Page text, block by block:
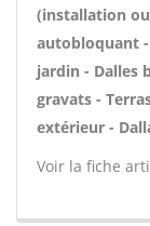
(installation
autobloquant
jardin - Dalles
gravats -
extérieur -
Voir la fiche